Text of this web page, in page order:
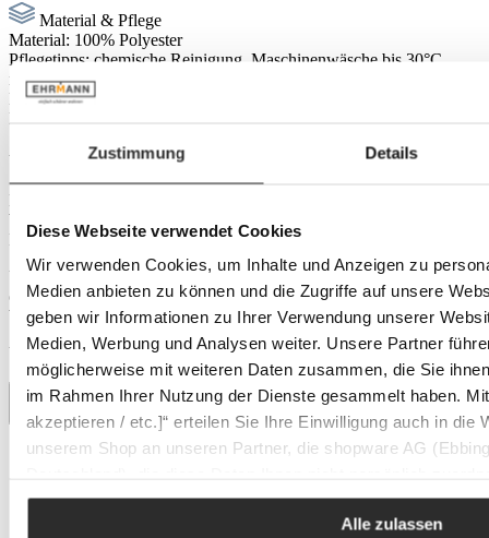
Zustimmung Details
Diese Webseite verwendet Cookies
Wir verwenden Cookies, um Inhalte und Anzeigen zu
Medien anbieten zu können und die Zugriffe auf unsere
geben wir Informationen zu Ihrer Verwendung unserer
Medien, Werbung und Analysen weiter. Unsere Partner
möglicherweise mit weiteren Daten zusammen, die Sie
im Rahmen Ihrer Nutzung der Dienste gesammelt haben.
akzeptieren / etc.]“ erteilen Sie Ihre Einwilligung auch in die
unserem Shop an unseren Partner, die shopware AG
Zwecken (z.B. Produktverbesserungen,
Alle zulassen
Material & Pflege
Material: 100% Polyester
Pflegetipps: chemische Reinigung, Maschinenwäsche bis 30°C,
mäßig heiß bügeln, nicht trocknergeeignet, nicht bleichen,
Maschinenwäsche bis 30°C schonend
Produktnummer:
Versand
Der Versand Ihrer Bestellung erfolgt als Paket mit DHL. Sobald die
Ware unser Lager verlässt, erhalten Sie eine Versandbestätigung per
E-Mail inklusive Sendungsverfolgung.
Über die Sendungsverfolgung können Sie Ihre Lieferung jederzeit
online verfolgen und bei Bedarf Zustelloptionen wie
Wunschzustelltag oder Lieferung an einen Nachbarn festlegen.
Versandkosten: 7,95 €